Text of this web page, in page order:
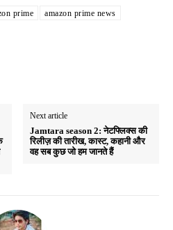
prime
amazon prime news
Next article
Jamtara season 2: नेटफ्लिक्स की
रिलीज़ की तारीख, कास्ट, कहानी और
वह सब कुछ जो हम जानते हैं